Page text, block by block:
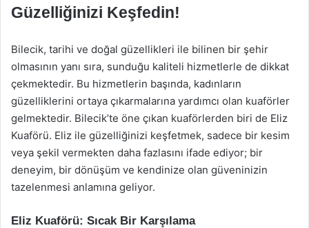
Güzelliğinizi Keşfedin!
Bilecik, tarihi ve doğal güzellikleri ile bilinen bir şehir
olmasının yanı sıra, sunduğu kaliteli hizmetlerle de dikkat
çekmektedir. Bu hizmetlerin başında, kadınların
güzelliklerini ortaya çıkarmalarına yardımcı olan kuaförler
gelmektedir. Bilecik’te öne çıkan kuaförlerden biri de Eliz
Kuaförü. Eliz ile güzelliğinizi keşfetmek, sadece bir kesim
veya şekil vermekten daha fazlasını ifade ediyor; bir
deneyim, bir dönüşüm ve kendinize olan güveninizin
tazelenmesi anlamına geliyor.
Eliz Kuaförü: Sıcak Bir Karşılama